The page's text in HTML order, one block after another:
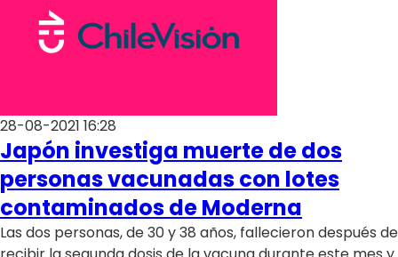
28-08-2021 16:28
Japón investiga muerte de dos
personas vacunadas con lotes
contaminados de Moderna
Las dos personas, de 30 y 38 años, fallecieron después de